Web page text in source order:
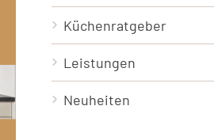
Küchenratgeber
Leistungen
Neuheiten